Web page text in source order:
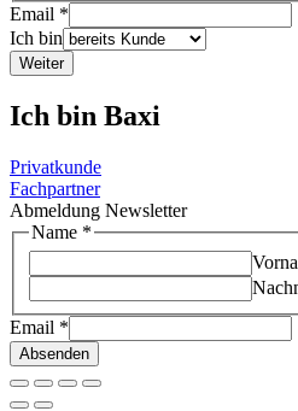
Email *
Ich bin
Weiter
Ich bin Baxi
Privatkunde
Fachpartner
Abmeldung Newsletter
Name *
Email *
Absenden